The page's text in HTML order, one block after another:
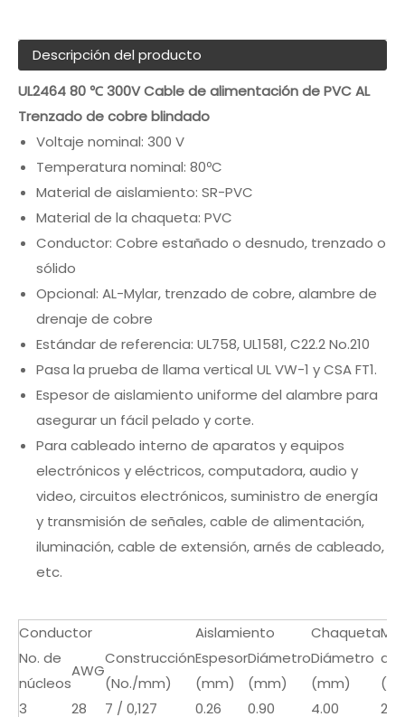
Descripción del producto
UL2464 80 ℃ 300V Cable de alimentación de PVC AL
Trenzado de cobre blindado
Voltaje nominal: 300 V
Temperatura nominal: 80ºC
Material de aislamiento: SR-PVC
Material de la chaqueta: PVC
Conductor: Cobre estañado o desnudo, trenzado o
sólido
Opcional: AL-Mylar, trenzado de cobre, alambre de
drenaje de cobre
Estándar de referencia: UL758, UL1581, C22.2 No.210
Pasa la prueba de llama vertical UL VW-1 y CSA FT1.
Espesor de aislamiento uniforme del alambre para
asegurar un fácil pelado y corte.
Para cableado interno de aparatos y equipos
electrónicos y eléctricos, computadora, audio y
video, circuitos electrónicos, suministro de energía
y transmisión de señales, cable de alimentación,
iluminación, cable de extensión, arnés de cableado,
etc.
Conductor Aislamiento Chaqueta
a
(Ω
No. de
núcleos
AWG
Construcción
(No./mm)
Espesor
(mm)
Diámetro
(mm)
Diámetro
(mm)
3
28 7 / 0,127 0.26 0.90 4.00
239